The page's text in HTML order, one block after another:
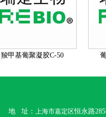
羧甲基葡聚凝胶C-50
地 址： 上海市嘉定区恒永路